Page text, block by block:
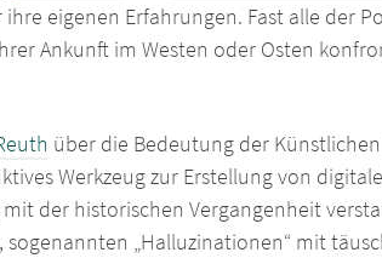
ihre eigenen Erfahrungen. Fast alle der
Ankunft im Westen oder Osten
über die Bedeutung der
Werkzeug zur Erstellung von
der historischen Vergangenheit
„Halluzinationen“ mit